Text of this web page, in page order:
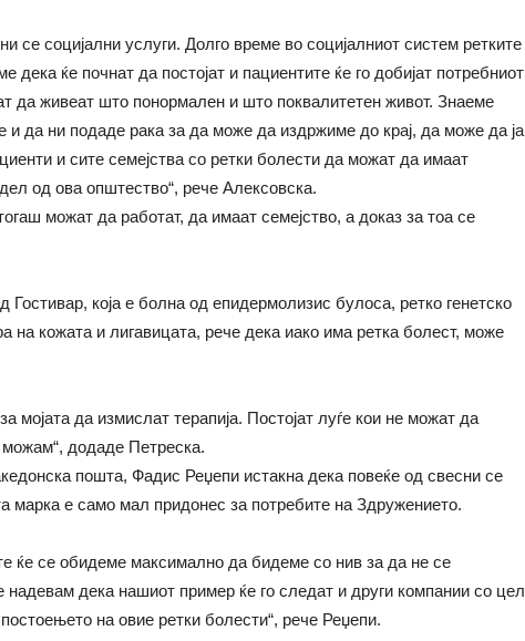
се социјални услуги. Долго време во социјалниот систем ретките
дека ќе почнат да постојат и пациентите ќе го добијат потребниот
да живеат што понормален и што поквалитетен живот. Знаеме
и да ни подаде рака за да може да издржиме до крај, да може да ја
и сите семејства со ретки болести да можат да имаат
од ова општество“, рече Алексовска.
можат да работат, да имаат семејство, а доказ за тоа се
Гостивар, која е болна од епидермолизис булоса, ретко генетско
на кожата и лигавицата, рече дека иако има ретка болест, може
мојата да измислат терапија. Постојат луѓе кои не можат да
можам“, додаде Петреска.
пошта, Фадис Реџепи истакна дека повеќе од свесни се
марка е само мал придонес за потребите на Здружението.
ќе се обидеме максимално да бидеме со нив за да не се
надевам дека нашиот пример ќе го следат и други компании со цел
на овие ретки болести“, рече Реџепи.